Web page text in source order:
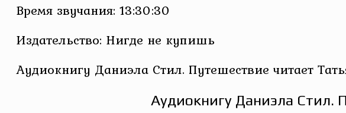
Время звучания: 13:30:30
Издательство: Нигде не купишь
Аудиокнигу Даниэла Стил. Путешествие читает
Аудиокнигу Даниэла Стил.